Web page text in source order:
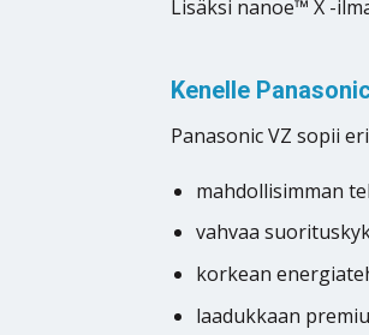
Lisäksi nanoe™ X -
Kenelle
Panasonic VZ sopii
mahdollisimman
vahvaa
korkean
laadukkaan